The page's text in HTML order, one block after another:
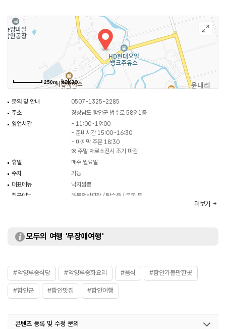
해산물이 푸짐하게 들어간 해물쟁반짜장이다. 큼직한 그릇에 넉넉한 양으로
제공되는 것이 특징이며, 다른 중식당과 달리 해물쟁반짜장을 1인분으로도
주문할 수 있어 혼자 방문해도 부담 없이 즐길 수 있다.
250m
문의 및 안내
0507-1325-2285
주소
경상남도 함안군 법수로 589 1층
영업시간
- 11:00~19:00
- 준비시간 15:00~16:30
- 마지막 주문 18:30
※ 주말 재료소진시 조기 마감
휴일
매주 월요일
주차
가능
대표메뉴
낙지짬뽕
취급메뉴
해물쟁반짜장 / 탕수육 / 우동 등
더보기
모두의 여행 '무장애여행'
#악양루중식당 #악양루중화요리 #음식 #함안가볼만한곳
#함안군 #함안맛집 #함안여행
콘텐츠 등록 및 수정 문의